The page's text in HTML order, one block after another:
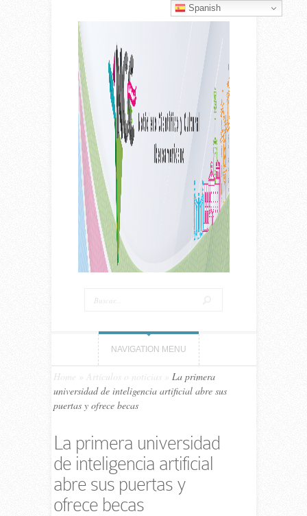
NAVIGATION MENU
Home Artículos o noticias
La primera
universidad de inteligencia artificial abre sus
puertas y ofrece becas
La primera universidad
de inteligencia artificial
abre sus puertas y
ofrece becas
Spanish